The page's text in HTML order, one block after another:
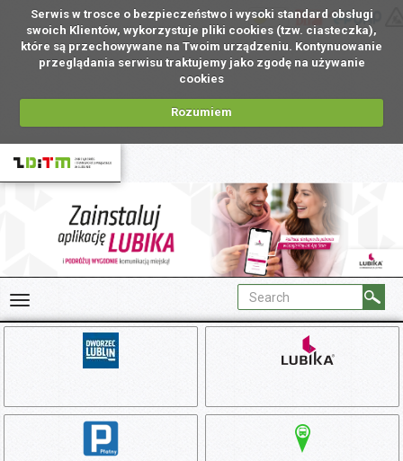
Serwis w trosce o bezpieczeństwo i wysoki standard obsługi
swoich Klientów, wykorzystuje pliki cookies (tzw. ciasteczka),
które są przechowywane na Twoim urządzeniu. Kontynuowanie
przeglądania serwisu traktujemy jako zgodę na używanie
cookies
Rozumiem
UA